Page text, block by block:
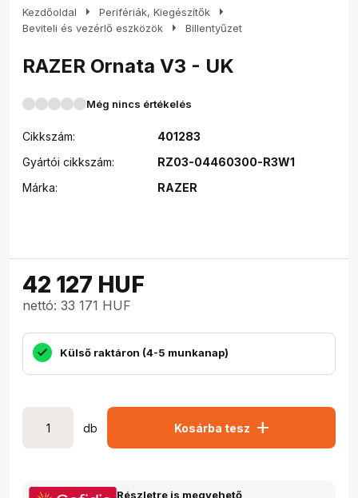
Kezdőoldal arrow_right Perifériák, Kiegészítők arrow_right
Beviteli és vezérlő eszközök arrow_right Billentyűzet
RAZER Ornata V3 - UK
Még nincs értékelés
Cikkszám:
401283
Gyártói cikkszám:
RZ03-04460300-R3W1
Márka:
RAZER
42 127 HUF
nettó: 33 171 HUF
Külső raktáron (4-5 munkanap)
db Kosárba tesz add
Részletre is megvehető